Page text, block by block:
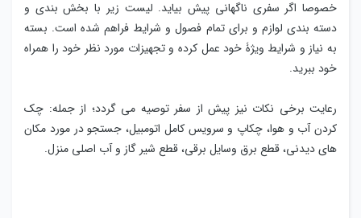
خصوصا اگر سفری ناگهانی پیش بیاید. لیست زیر با بخش بندی و
دسته بندی لوازم و برای تمام فصول و شرایط فراهم شده است. بسته
به نیاز و شرایط ویژۀ خود عمل کرده و تجهیزات مورد نظر خود را همراه
خود ببرید.
رعایت برخی نکات نیز پیش از سفر توصیه می گردد؛ از جمله: چک
کردن آب و هوا، چکاپ و سرویس کامل اتومبیل، جستجو در مورد مکان
های دیدنی، قطع برق وسایل برقی، قطع شیر گاز و آب اصلی منزل.